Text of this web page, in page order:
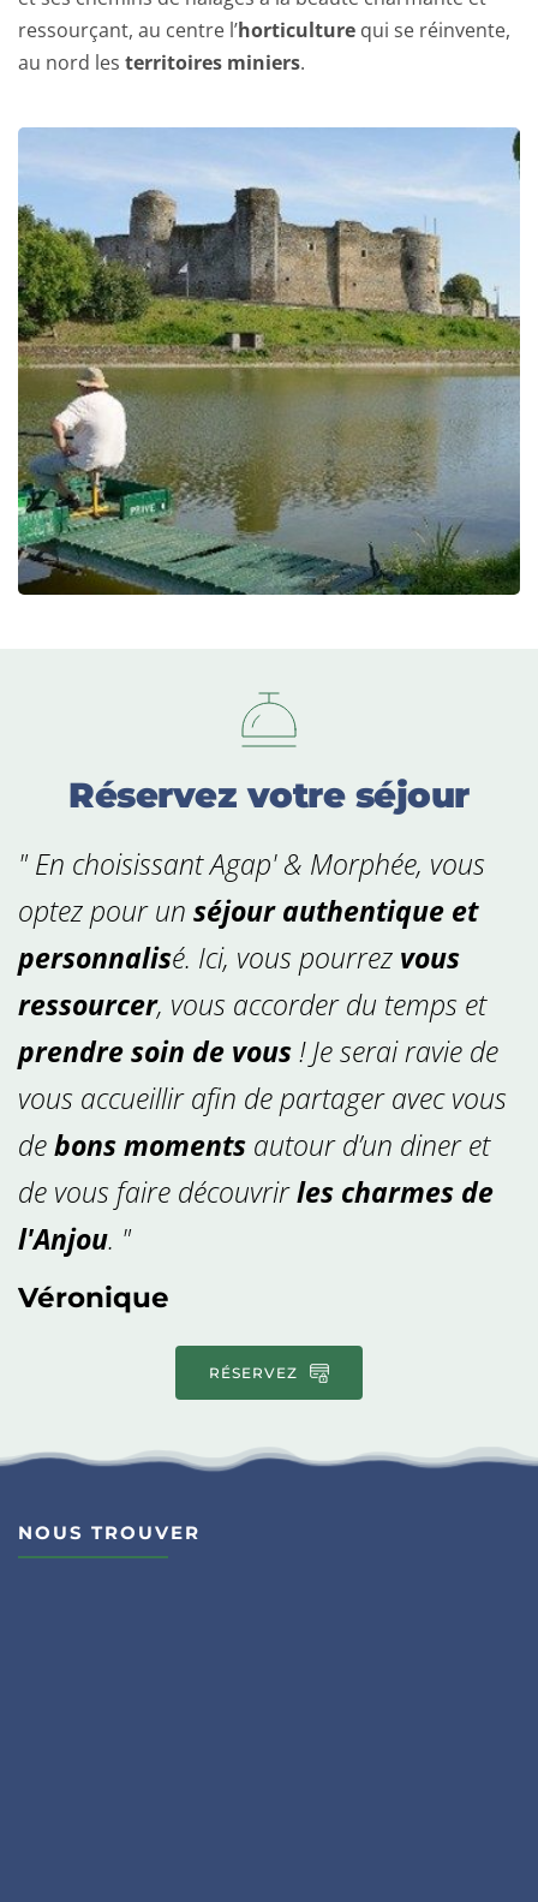
ressourçant, au centre l’horticulture qui se réinvente,
au nord les territoires miniers.
Réservez votre séjour
" En choisissant Agap' & Morphée, vous
optez pour un séjour authentique et
personnalisé. Ici, vous pourrez vous
ressourcer
, vous accorder du temps et
prendre soin de vous ! Je serai ravie de
vous accueillir afin de partager avec vous
de bons moments autour d’un diner et
de vous faire découvrir les charmes de
l'Anjou. "
Véronique
RÉSERVEZ
NOUS TROUVER